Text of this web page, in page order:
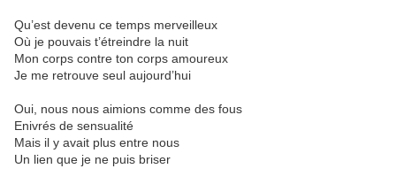
Qu’est devenu ce temps merveilleux
Où je pouvais t’étreindre la nuit
Mon corps contre ton corps amoureux
Je me retrouve seul aujourd’hui
Oui, nous nous aimions comme des fous
Enivrés de sensualité
Mais il y avait plus entre nous
Un lien que je ne puis briser